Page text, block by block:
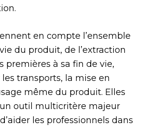
en compte l’ensemble
du produit, de l’extraction
premières à sa fin de vie,
transports, la mise en
même du produit. Elles
outil multicritère majeur
les professionnels dans